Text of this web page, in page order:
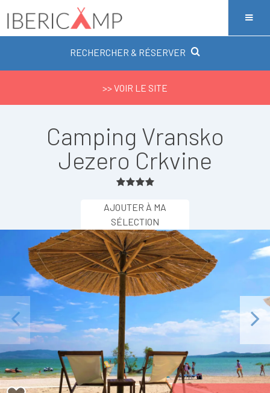
RECHERCHER & RÉSERVER
>> VOIR LE SITE
Camping Vransko
Jezero Crkvine
AJOUTER À MA
SÉLECTION
Next